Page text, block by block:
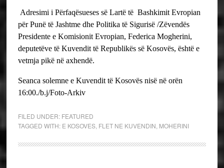
Adresimi i Përfaqësueses së Lartë të Bashkimit Evropian
për Punë të Jashtme dhe Politika të Sigurisë /Zëvendës
Presidente e Komisionit Evropian, Federica Mogherini,
deputetëve të Kuvendit të Republikës së Kosovës, është e
vetmja pikë në axhendë.
Seanca solemne e Kuvendit të Kosovës nisë në orën
16:00./b.j/Foto-Arkiv
FILED UNDER: FEATURED
TAGGED WITH: E KOSOVES, FLET NE KUVENDIN MOHERINI